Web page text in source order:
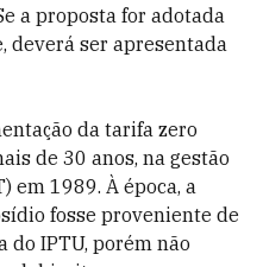
a proposta for adotada
deverá ser apresentada
da tarifa zero
de 30 anos, na gestão
em 1989. À época, a
fosse proveniente de
IPTU, porém não